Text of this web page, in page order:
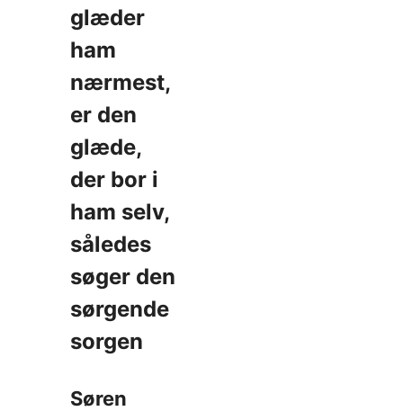
glæder
ham
nærmest,
er den
glæde,
der bor i
ham selv,
således
søger den
sørgende
sorgen
Søren